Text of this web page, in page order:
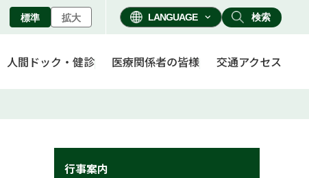
標準 拡大 検索
人間ドック・健診 医療関係者の皆様 交通アクセス
行事案内